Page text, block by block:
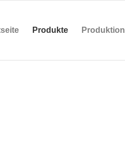
Produkte Produktion